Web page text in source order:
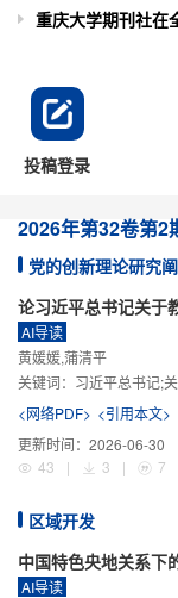
投稿登录
2026年第32卷第2
党的创新理论研究
论习近平总书记关于
AI导读
黄媛媛,蒲清平
关键词： 习近平总书记;关于
<网络PDF> <引用本文>
更新时间： 2026-06-30
43
| 3 | 7
区域开发
中国特色央地关系下
AI导读